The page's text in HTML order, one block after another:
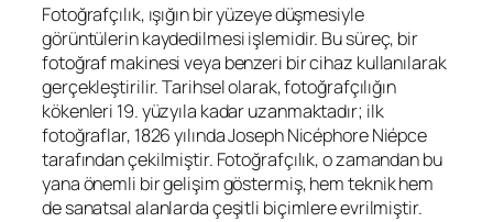
Fotoğrafçılık, ışığın bir yüzeye düşmesiyle
görüntülerin kaydedilmesi işlemidir. Bu süreç, bir
fotoğraf makinesi veya benzeri bir cihaz kullanılarak
gerçekleştirilir. Tarihsel olarak, fotoğrafçılığın
kökenleri 19. yüzyıla kadar uzanmaktadır; ilk
fotoğraflar, 1826 yılında Joseph Nicéphore Niépce
tarafından çekilmiştir. Fotoğrafçılık, o zamandan bu
yana önemli bir gelişim göstermiş, hem teknik hem
de sanatsal alanlarda çeşitli biçimlere evrilmiştir.